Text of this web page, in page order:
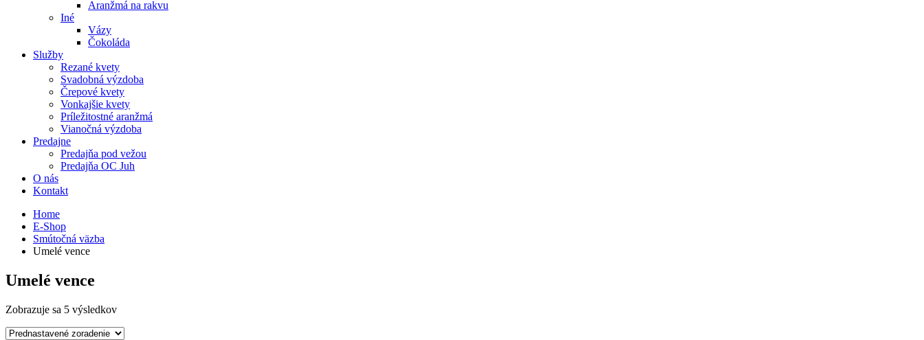
Aranžmá na rakvu
Iné
Vázy
Čokoláda
Služby
Rezané kvety
Svadobná výzdoba
Črepové kvety
Vonkajšie kvety
Príležitostné aranžmá
Vianočná výzdoba
Predajne
Predajňa pod vežou
Predajňa OC Juh
O nás
Kontakt
Home
E-Shop
Smútočná väzba
Umelé vence
Umelé vence
Zobrazuje sa 5 výsledkov